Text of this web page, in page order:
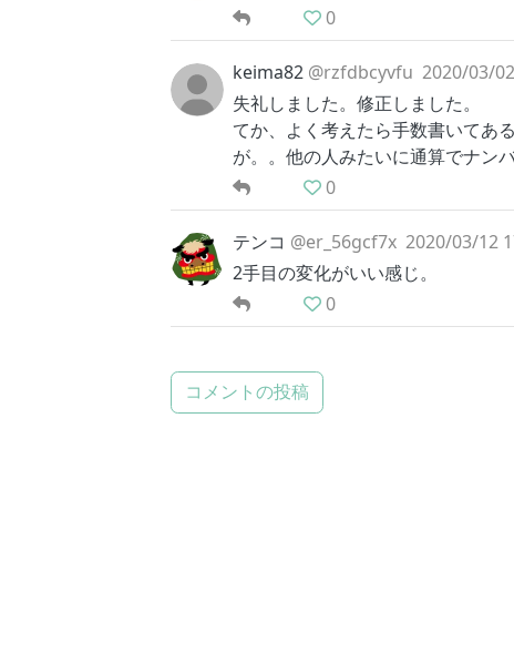
0
keima82 @rzfdbcyvfu 2020/03/
失礼しました。修正しました。
てか、よく考えたら手数書いてあ
が。。他の人みたいに通算でナン
0
テンコ @er_56gcf7x 2020/03/12
2手目の変化がいい感じ。
0
コメントの投稿